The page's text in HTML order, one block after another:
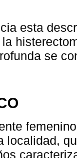
esta
se
localidad,